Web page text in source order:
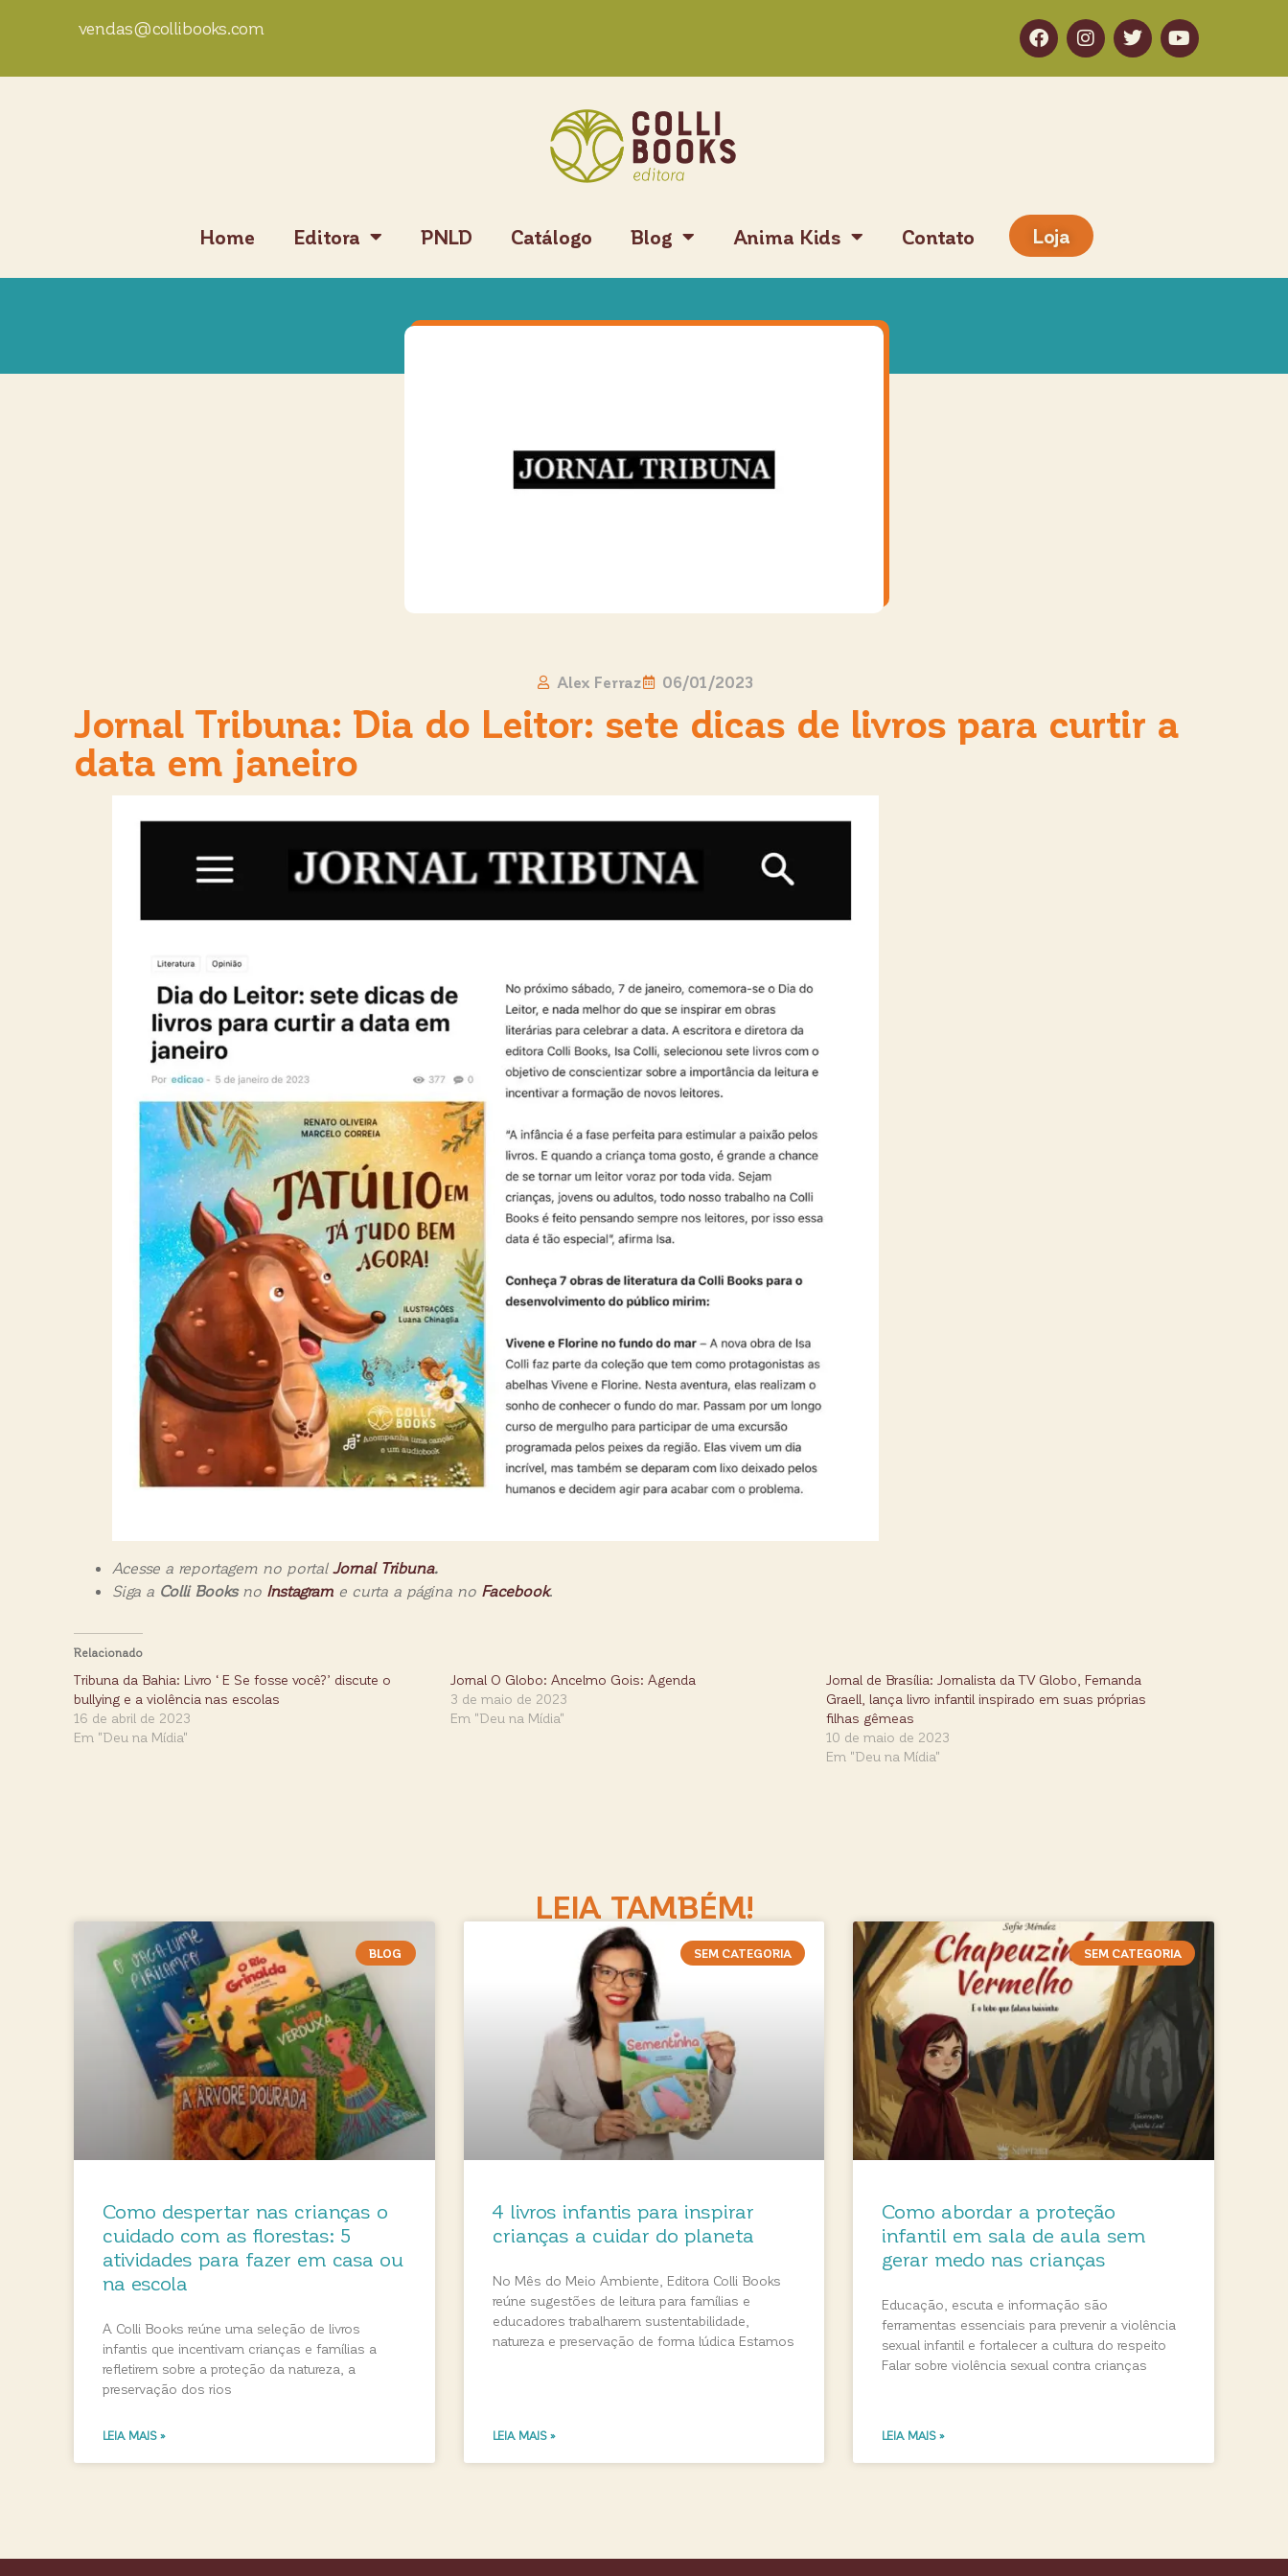
vendas@collibooks.com
Home Editora PNLD Catálogo Blog Anima Kids Contato Loja
Alex Ferraz 06/01/2023
Jornal Tribuna: Dia do Leitor: sete dicas de livros para curtir a
data em janeiro
Acesse a reportagem no portal Jornal Tribuna.
Siga a Colli Booksno Instagram e curta a página no Facebook.
Relacionado
Tribuna da Bahia: Livro ‘ E Se fosse você?’ discute o
bullying e a violência nas escolas
16 de abril de 2023
Em "Deu na Mídia"
Jornal O Globo: Ancelmo Gois: Agenda
3 de maio de 2023
Em "Deu na Mídia"
Jornal de Brasília: Jornalista da TV Globo, Fernanda
Graell, lança livro infantil inspirado em suas próprias
filhas gêmeas
10 de maio de 2023
Em "Deu na Mídia"
LEIA TAMBÉM!
BLOG
Como despertar nas crianças o
cuidado com as florestas: 5
atividades para fazer em casa ou
na escola
A Colli Books reúne uma seleção de livros
infantis que incentivam crianças e famílias a
refletirem sobre a proteção da natureza, a
preservação dos rios
LEIA MAIS »
SEM CATEGORIA
4 livros infantis para inspirar
crianças a cuidar do planeta
No Mês do Meio Ambiente, Editora Colli Books
reúne sugestões de leitura para famílias e
educadores trabalharem sustentabilidade,
natureza e preservação de forma lúdica Estamos
LEIA MAIS »
SEM CATEGORIA
Como abordar a proteção
infantil em sala de aula sem
gerar medo nas crianças
Educação, escuta e informação são
ferramentas essenciais para prevenir a violência
sexual infantil e fortalecer a cultura do respeito
Falar sobre violência sexual contra crianças
LEIA MAIS »